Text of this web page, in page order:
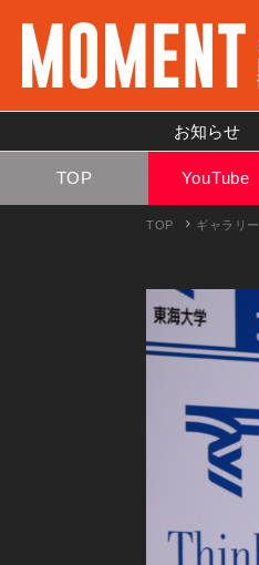
お知らせ
TOP YouTube
TOP ギャラリー